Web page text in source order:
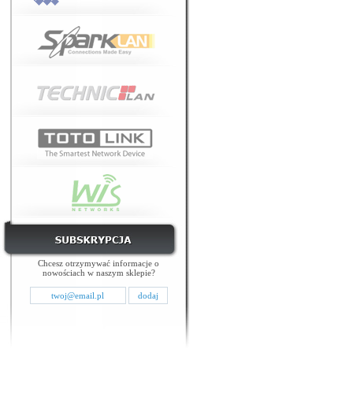
Chcesz otrzymywać informacje o
nowościach w naszym sklepie?